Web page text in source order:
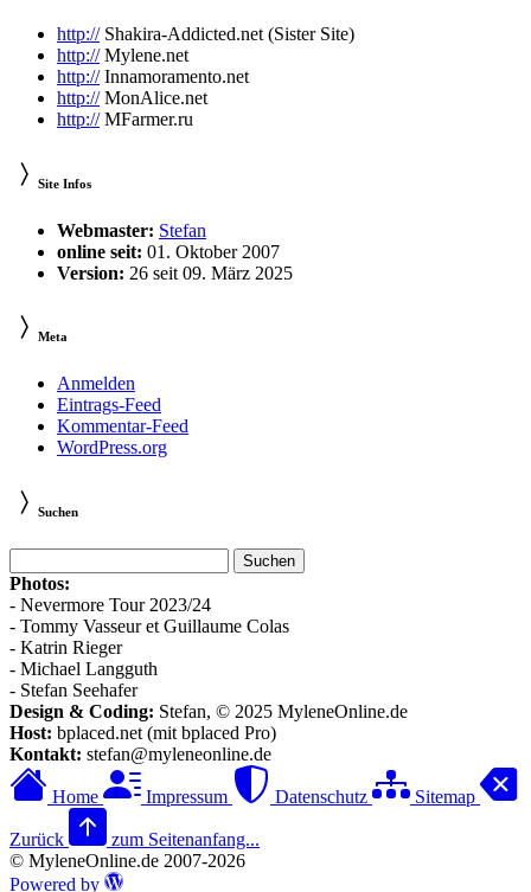
http://Shakira-Addicted.net (Sister Site)
http://Mylene.net
http://Innamoramento.net
http://MonAlice.net
http://MFarmer.ru
Site Infos
Webmaster: Stefan
online seit: 01. Oktober 2007
Version: 26 seit 09. März 2025
Meta
Anmelden
Eintrags-Feed
Kommentar-Feed
WordPress.org
Suchen
nach:
Photos:
- Nevermore Tour 2023/24
- Tommy Vasseur et Guillaume Colas
- Katrin Rieger
- Michael Langguth
- Stefan Seehafer
Design & Coding: Stefan, © 2025 MyleneOnline.de
Host: bplaced.net (mit bplaced Pro)
Kontakt: stefan@myleneonline.de
Home Impressum Datenschutz Sitemap
Zurück
zum Seitenanfang...
© MyleneOnline.de 2007-2026
Powered by